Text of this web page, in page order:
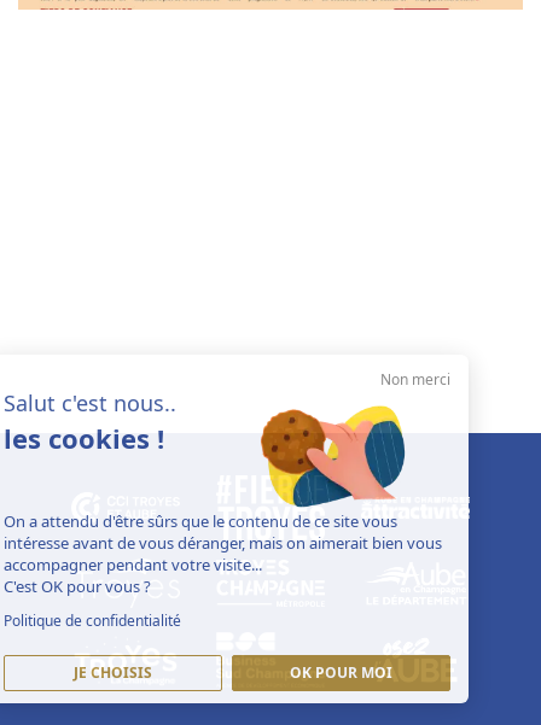
Non merci
Salut c'est nous..
les cookies !
On a attendu d'être sûrs que le contenu de ce site vous
intéresse avant de vous déranger, mais on aimerait bien vous
accompagner pendant votre visite...
C'est OK pour vous ?
Politique de confidentialité
JE CHOISIS OK POUR MOI